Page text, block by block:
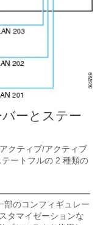
ーとステー
クティブ/アクティブ
ートフルの 2 種類の
部のコンフィギュレー
タマイゼーションな